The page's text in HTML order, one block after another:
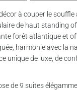
à couper le souffle
de haut standing
forêt atlantique et
harmonie avec la
unique de luxe, de
de 9 suites